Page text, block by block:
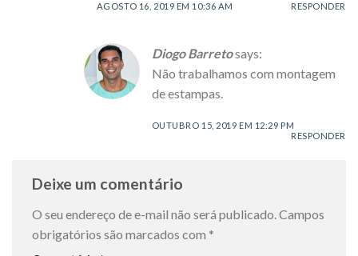
AGOSTO 16, 2019 EM 10:36 AM RESPONDER
Diogo Barretosays:
Não trabalhamos com montagem
de estampas.
OUTUBRO 15, 2019 EM 12:29 PM
RESPONDER
Deixe um comentário
O seu endereço de e-mail não será publicado. Campos
obrigatórios são marcados com *